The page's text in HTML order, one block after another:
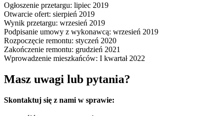
Ogłoszenie przetargu: lipiec 2019
Otwarcie ofert: sierpień 2019
Wynik przetargu: wrzesień 2019
Podpisanie umowy z wykonawcą: wrzesień 2019
Rozpoczęcie remontu: styczeń 2020
Zakończenie remontu: grudzień 2021
Wprowadzenie mieszkańców: I kwartał 2022
Masz uwagi lub pytania?
Skontaktuj się z nami w sprawie: